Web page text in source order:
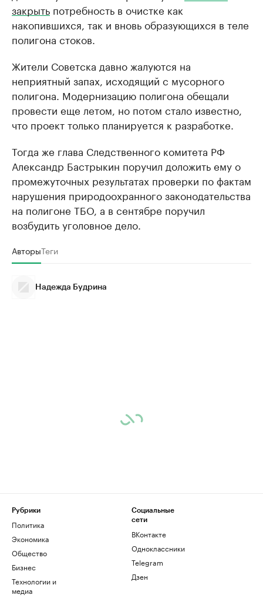
закрыть потребность в очистке как
накопившихся, так и вновь образующихся в теле
полигона стоков.
Жители Советска давно жалуются на
неприятный запах, исходящий с мусорного
полигона. Модернизацию полигона обещали
провести еще летом, но потом стало известно,
что проект только планируется к разработке.
Тогда же глава Следственного комитета РФ
Александр Бастрыкин поручил доложить ему о
промежуточных результатах проверки по фактам
нарушения природоохранного законодательства
на полигоне ТБО, а в сентябре поручил
возбудить уголовное дело.
АвторыТеги
Надежда Будрина
Рубрики
Политика
Экономика
Общество
Бизнес
Технологии и
медиа
Социальные
сети
ВКонтакте
Одноклассники
Telegram
Дзен